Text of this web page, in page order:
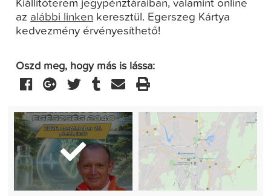
Kiállítóterem jegypénztáraiban, valamint online
az alábbi linken keresztül. Egerszeg Kártya
kedvezmény érvényesíthető!
Oszd meg, hogy más is lássa: